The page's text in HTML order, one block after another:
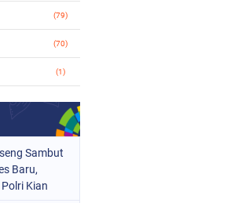
(79)
(70)
(1)
(748)
(162)
Sambut
Baru,
Kian